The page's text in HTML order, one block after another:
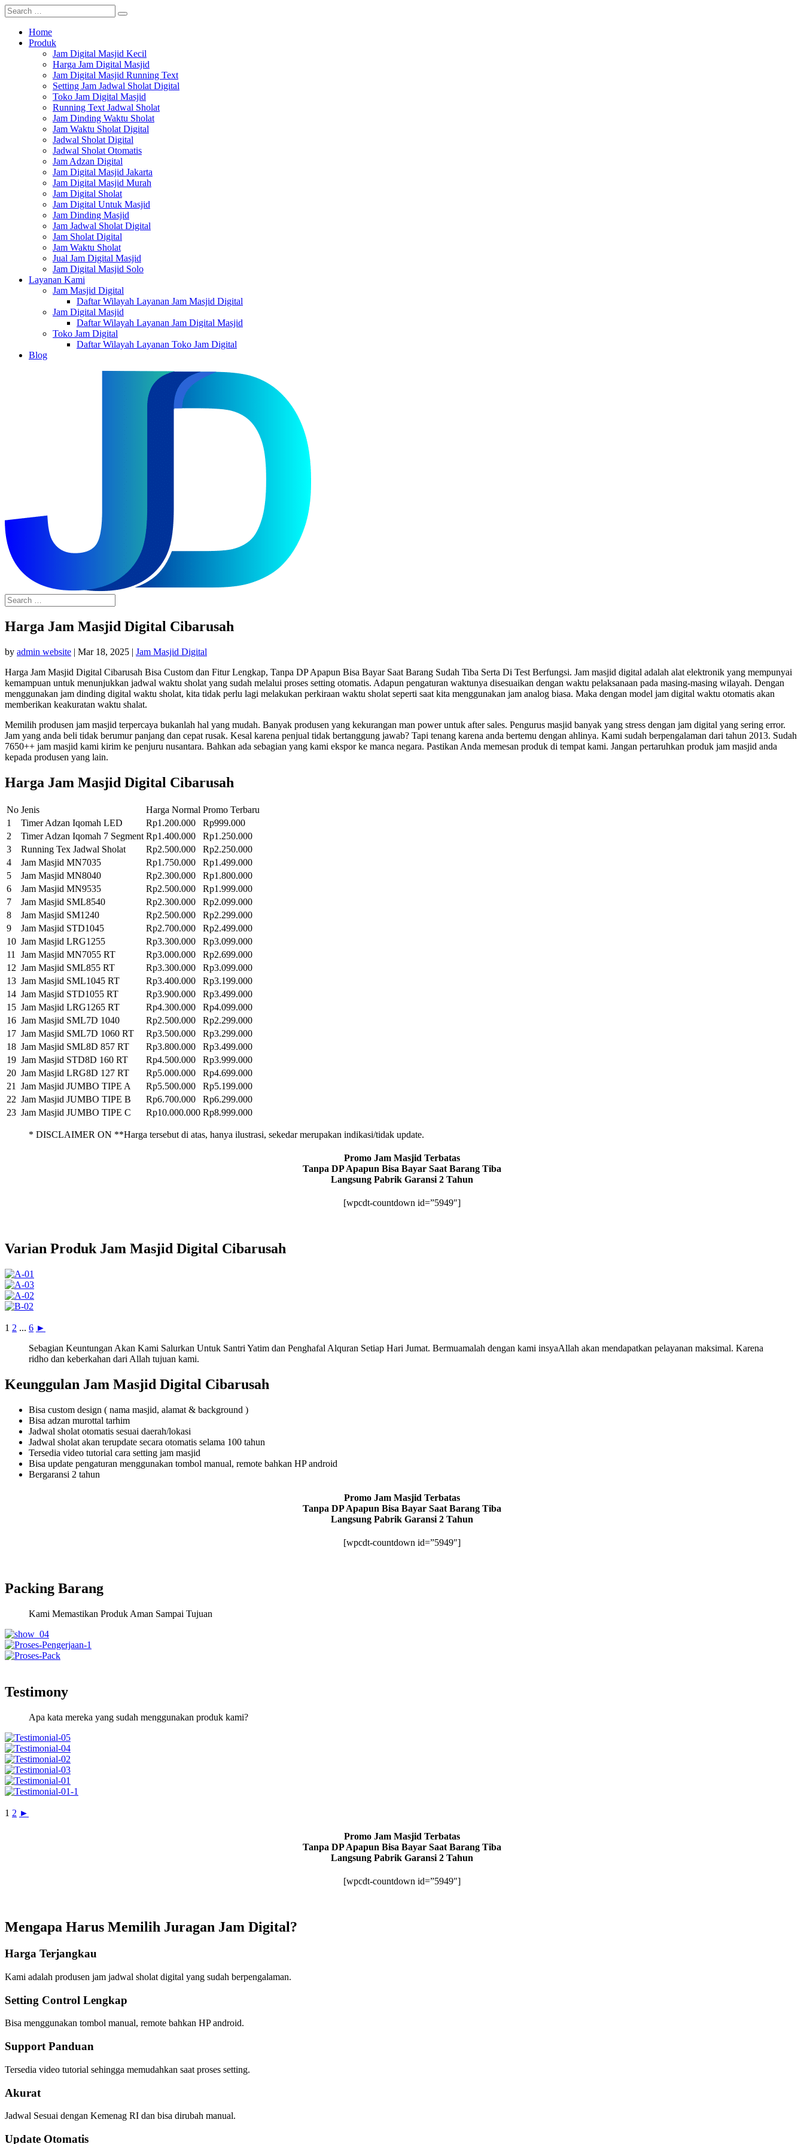
Home
Produk
Jam Digital Masjid Kecil
Harga Jam Digital Masjid
Jam Digital Masjid Running Text
Setting Jam Jadwal Sholat Digital
Toko Jam Digital Masjid
Running Text Jadwal Sholat
Jam Dinding Waktu Sholat
Jam Waktu Sholat Digital
Jadwal Sholat Digital
Jadwal Sholat Otomatis
Jam Adzan Digital
Jam Digital Masjid Jakarta
Jam Digital Masjid Murah
Jam Digital Sholat
Jam Digital Untuk Masjid
Jam Dinding Masjid
Jam Jadwal Sholat Digital
Jam Sholat Digital
Jam Waktu Sholat
Jual Jam Digital Masjid
Jam Digital Masjid Solo
Layanan Kami
Jam Masjid Digital
Daftar Wilayah Layanan Jam Masjid Digital
Jam Digital Masjid
Daftar Wilayah Layanan Jam Digital Masjid
Toko Jam Digital
Daftar Wilayah Layanan Toko Jam Digital
Blog
Harga Jam Masjid Digital Cibarusah
by admin website | Mar 18, 2025 | Jam Masjid Digital
Harga Jam Masjid Digital Cibarusah Bisa Custom dan Fitur Lengkap, Tanpa DP Apapun Bisa Bayar Saat Barang Sudah Tiba Serta Di Test Berfungsi. Jam masjid digital adalah alat elektronik yang mempunyai
kemampuan untuk menunjukkan jadwal waktu sholat yang sudah melalui proses setting otomatis. Adapun pengaturan waktunya disesuaikan dengan waktu pelaksanaan pada masing-masing wilayah. Dengan
menggunakan jam dinding digital waktu sholat, kita tidak perlu lagi melakukan perkiraan waktu sholat seperti saat kita menggunakan jam analog biasa. Maka dengan model jam digital waktu otomatis akan
memberikan keakuratan waktu shalat.
Memilih produsen jam masjid terpercaya bukanlah hal yang mudah. Banyak produsen yang kekurangan man power untuk after sales. Pengurus masjid banyak yang stress dengan jam digital yang sering error.
Jam yang anda beli tidak berumur panjang dan cepat rusak. Kesal karena penjual tidak bertanggung jawab? Tapi tenang karena anda bertemu dengan ahlinya. Kami sudah berpengalaman dari tahun 2013. Sudah
7650++ jam masjid kami kirim ke penjuru nusantara. Bahkan ada sebagian yang kami ekspor ke manca negara. Pastikan Anda memesan produk di tempat kami. Jangan pertaruhkan produk jam masjid anda
kepada produsen yang lain.
Harga Jam Masjid Digital Cibarusah
No Jenis Harga Normal Promo Terbaru
1
Timer Adzan Iqomah LED Rp1.200.000
Rp999.000
2
Timer Adzan Iqomah 7 Segment Rp1.400.000
Rp1.250.000
3
Running Tex Jadwal Sholat Rp2.500.000
Rp2.250.000
4
Jam Masjid MN7035 Rp1.750.000
Rp1.499.000
5
Jam Masjid MN8040 Rp2.300.000
Rp1.800.000
6
Jam Masjid MN9535 Rp2.500.000
Rp1.999.000
7
Jam Masjid SML8540 Rp2.300.000
Rp2.099.000
8
Jam Masjid SM1240 Rp2.500.000
Rp2.299.000
9
Jam Masjid STD1045 Rp2.700.000
Rp2.499.000
10 Jam Masjid LRG1255 Rp3.300.000
Rp3.099.000
11
Jam Masjid MN7055 RT Rp3.000.000
Rp2.699.000
12 Jam Masjid SML855 RT Rp3.300.000
Rp3.099.000
13 Jam Masjid SML1045 RT Rp3.400.000
Rp3.199.000
14 Jam Masjid STD1055 RT Rp3.900.000
Rp3.499.000
15 Jam Masjid LRG1265 RT Rp4.300.000
Rp4.099.000
16 Jam Masjid SML7D 1040 Rp2.500.000
Rp2.299.000
17 Jam Masjid SML7D 1060 RT Rp3.500.000
Rp3.299.000
18 Jam Masjid SML8D 857 RT Rp3.800.000
Rp3.499.000
19 Jam Masjid STD8D 160 RT Rp4.500.000
Rp3.999.000
20 Jam Masjid LRG8D 127 RT Rp5.000.000
Rp4.699.000
21
Jam Masjid JUMBO TIPE A Rp5.500.000
Rp5.199.000
22 Jam Masjid JUMBO TIPE B Rp6.700.000
Rp6.299.000
23 Jam Masjid JUMBO TIPE C Rp10.000.000 Rp8.999.000
* DISCLAIMER ON **Harga tersebut di atas, hanya ilustrasi, sekedar merupakan indikasi/tidak update.
Promo Jam Masjid Terbatas
Tanpa DP Apapun Bisa Bayar Saat Barang Tiba
Langsung Pabrik Garansi 2 Tahun
[wpcdt-countdown id=”5949″]
Varian Produk Jam Masjid Digital Cibarusah
1 2 ... 6 ►
Sebagian Keuntungan Akan Kami Salurkan Untuk Santri Yatim dan Penghafal Alquran Setiap Hari Jumat. Bermuamalah dengan kami insyaAllah akan mendapatkan pelayanan maksimal. Karena
ridho dan keberkahan dari Allah tujuan kami.
Keunggulan Jam Masjid Digital Cibarusah
Bisa custom design ( nama masjid, alamat & background )
Bisa adzan murottal tarhim
Jadwal sholat otomatis sesuai daerah/lokasi
Jadwal sholat akan terupdate secara otomatis selama 100 tahun
Tersedia video tutorial cara setting jam masjid
Bisa update pengaturan menggunakan tombol manual, remote bahkan HP android
Bergaransi 2 tahun
Promo Jam Masjid Terbatas
Tanpa DP Apapun Bisa Bayar Saat Barang Tiba
Langsung Pabrik Garansi 2 Tahun
[wpcdt-countdown id=”5949″]
Packing Barang
Kami Memastikan Produk Aman Sampai Tujuan
Testimony
Apa kata mereka yang sudah menggunakan produk kami?
1 2 ►
Promo Jam Masjid Terbatas
Tanpa DP Apapun Bisa Bayar Saat Barang Tiba
Langsung Pabrik Garansi 2 Tahun
[wpcdt-countdown id=”5949″]
Mengapa Harus Memilih Juragan Jam Digital?
Harga Terjangkau
Kami adalah produsen jam jadwal sholat digital yang sudah berpengalaman.
Setting Control Lengkap
Bisa menggunakan tombol manual, remote bahkan HP android.
Support Panduan
Tersedia video tutorial sehingga memudahkan saat proses setting.
Akurat
Jadwal Sesuai dengan Kemenag RI dan bisa dirubah manual.
Update Otomatis